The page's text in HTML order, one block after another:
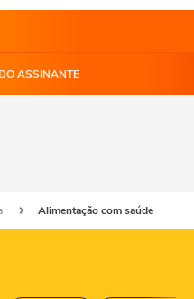
ASSINANTE
Alimentação com saúde